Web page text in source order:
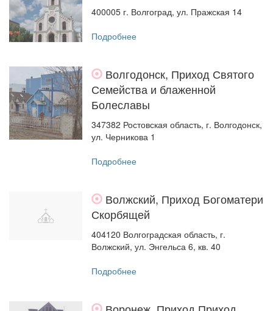
400005 г. Волгоград, ул. Пражская 14
Подробнее
Волгодонск, Приход Святого
Семейства и блаженной
Болеславы
347382 Ростовская область, г. Волгодонск,
ул. Черникова 1
Подробнее
Волжский, Приход Богоматери
Скорбящей
404120 Волгоградская область, г.
Волжский, ул. Энгельса 6, кв. 40
Подробнее